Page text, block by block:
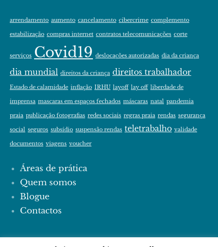
arrendamento aumento cancelamento cibercrime complemento
estabilização compras internet contratos telecomunicações corte
serviços Covid19 deslocações autorizadas dia da criança
dia mundial direitos da criança direitos trabalhador
Estado de calamidade inflação IRHU layoff lay off liberdade de
imprensa mascaras em espaços fechados máscaras natal pandemia
praia publicação fotografias redes sociais regras praia rendas segurança
social seguros subsídio suspensão rendas teletrabalho validade
documentos viagens voucher
Áreas de prática
Quem somos
Blogue
Contactos